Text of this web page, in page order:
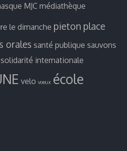
MJC médiathèque
le dimanche pieton place
orales santé publique sauvons
solidarité internationale
velo voeux école